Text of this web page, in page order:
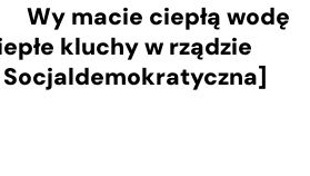
Wy macie ciepłą wodę
kluchy w rządzie